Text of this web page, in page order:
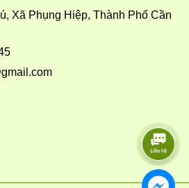
rộng
– quan sát rõ sau 3–5 ngày
cỏ được xử lý sẽ mất
ruộng – mặt liếp – gốc
thoáng, giảm cạnh tranh
Xã Phụng Hiệp, Thành Phố Cần